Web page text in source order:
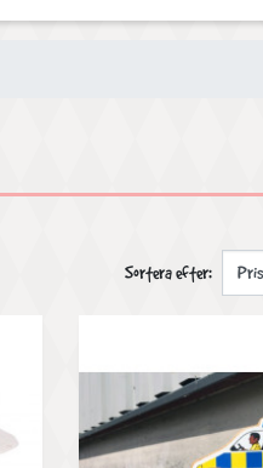
Sortera efter: